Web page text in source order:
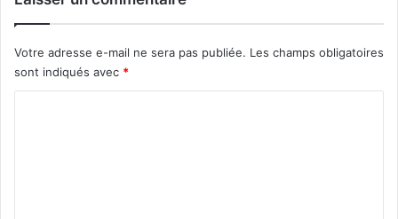
Votre adresse e-mail ne sera pas publiée. Les champs obligatoires
sont indiqués avec *